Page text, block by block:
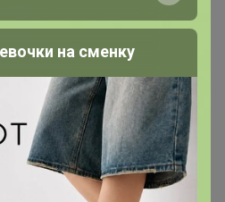
3
Button blue.
на сменку